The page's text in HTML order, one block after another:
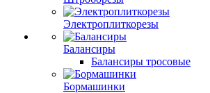
Электроплиткорезы
Балансиры
Балансиры тросовые
Бормашинки